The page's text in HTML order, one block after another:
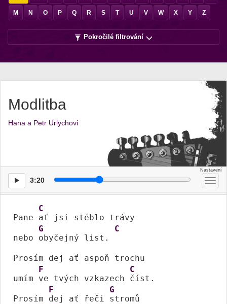
M N O P Q R S T U V W X Y Z
Pokročilé filtrování
Modlitba
Hana a Petr Urlychovi
3:20
Pane
C
ať jsi stéblo trávy
nebo
G
obyčejný list.
C
Prosím dej ať aspoň trochu
umím
F
ve tvých vzkazech
C
číst.
Prosím
F
dej ať řeči
G
stromů